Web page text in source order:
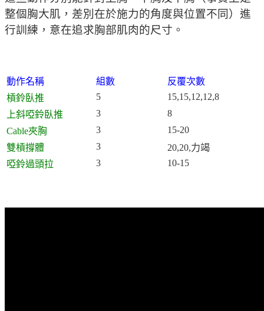
整個胸大肌，差別在於施力的角度與位置不同）進
行訓練，意在追求胸部肌肉的尺寸。
動作名稱 組數
反覆次數
槓鈴臥推
5
15,15,12,12,8
上斜啞鈴臥推
3
8
Cable夾胸
3
15-20
雙槓撐體
3
20,20,力竭
啞鈴過頭拉
3 10-15